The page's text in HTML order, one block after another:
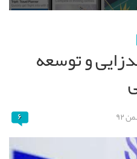
و توسعه
۶